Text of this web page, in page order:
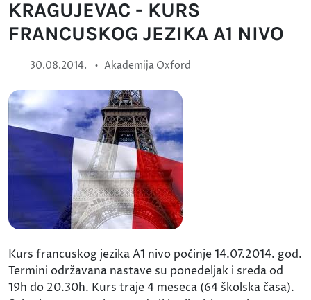
KRAGUJEVAC - KURS
FRANCUSKOG JEZIKA A1 NIVO
30.08.2014. • Akademija Oxford
Kurs francuskog jezika A1 nivo počinje 14.07.2014. god.
Termini održavana nastave su ponedeljak i sreda od
19h do 20.30h. Kurs traje 4 meseca (64 školska časa).